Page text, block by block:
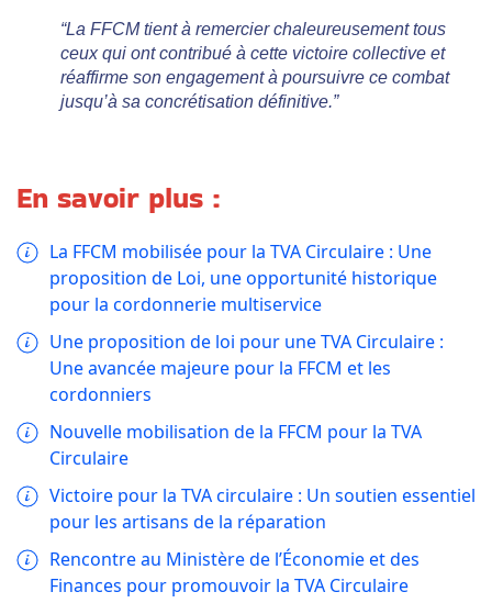
“La FFCM tient à remercier chaleureusement tous
ceux qui ont contribué à cette victoire collective et
réaffirme son engagement à poursuivre ce combat
jusqu’à sa concrétisation définitive.”
En savoir plus :
La FFCM mobilisée pour la TVA Circulaire : Une
proposition de Loi, une opportunité historique
pour la cordonnerie multiservice
Une proposition de loi pour une TVA Circulaire :
Une avancée majeure pour la FFCM et les
cordonniers
Nouvelle mobilisation de la FFCM pour la TVA
Circulaire
Victoire pour la TVA circulaire : Un soutien essentiel
pour les artisans de la réparation
Rencontre au Ministère de l’Économie et des
Finances pour promouvoir la TVA Circulaire